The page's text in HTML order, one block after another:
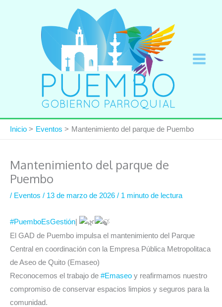
Inicio Eventos Mantenimiento del parque de Puembo
Mantenimiento del parque de
Puembo
/ Eventos / 13 de marzo de 2026 / 1 minuto de lectura
#PuemboEsGestión
El GAD de Puembo impulsa el mantenimiento del Parque
Central en coordinación con la Empresa Pública Metropolitaca
de Aseo de Quito (Emaseo)
Reconocemos el trabajo de #Emaseo y reafirmamos nuestro
compromiso de conservar espacios limpios y seguros para la
comunidad.